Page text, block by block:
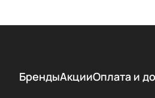
БрендыАкцииОплата и